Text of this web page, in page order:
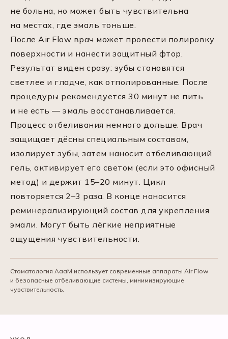
не больна, но может быть чувствительна
на местах, где эмаль тоньше.
После Air Flow врач может провести полировку
поверхности и нанести защитный фтор.
Результат виден сразу: зубы становятся
светлее и гладче, как отполированные. После
процедуры рекомендуется 30 минут не пить
и не есть — эмаль восстанавливается.
Процесс отбеливания немного дольше. Врач
защищает дёсны специальным составом,
изолирует зубы, затем наносит отбеливающий
гель, активирует его светом (если это офисный
метод) и держит 15–20 минут. Цикл
повторяется 2–3 раза. В конце наносится
реминерализирующий состав для укрепления
эмали. Могут быть лёгкие неприятные
ощущения чувствительности.
Стоматология АааМ использует современные аппараты Air Flow
и безопасные отбеливающие системы, минимизирующие
чувствительность.